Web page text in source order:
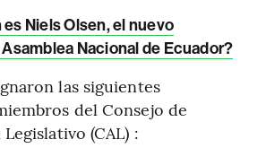
es Niels Olsen, el nuevo
Nacional de Ecuador?
las siguientes
del Consejo de
(CAL) :